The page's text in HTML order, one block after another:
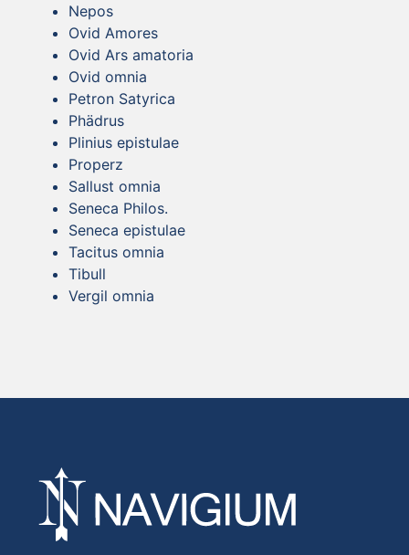
Nepos
Ovid Amores
Ovid Ars amatoria
Ovid omnia
Petron Satyrica
Phädrus
Plinius epistulae
Properz
Sallust omnia
Seneca Philos.
Seneca epistulae
Tacitus omnia
Tibull
Vergil omnia